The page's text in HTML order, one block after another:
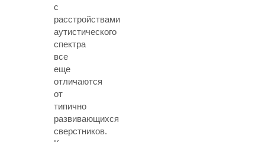
с
расстройствами
аутистического
спектра
все
еще
отличаются
от
типично
развивающихся
сверстников.